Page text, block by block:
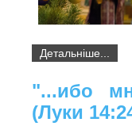
Детальніше...
"...ибо
(Луки